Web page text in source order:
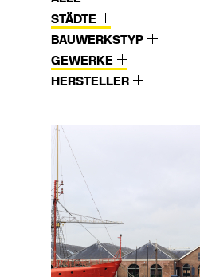
STÄDTE
BAUWERKSTYP
GEWERKE
HERSTELLER